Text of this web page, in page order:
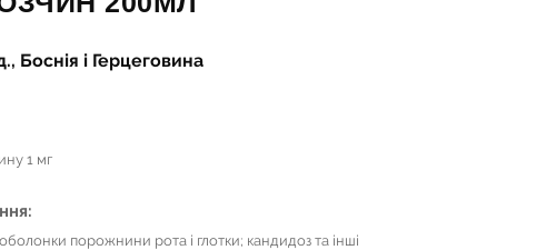
Боснія і Герцеговина
1 мг
оболонки порожнини рота і глотки; кандидоз та інші